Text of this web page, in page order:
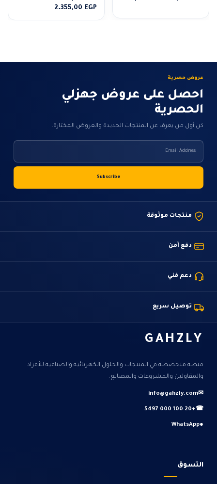
من
2.355,00 EGP
عروض حصرية
احصل على عروض جهزلي
الحصرية
كن أول من يعرف عن المنتجات الجديدة والعروض المختارة.
منتجات موثوقة
دفع آمن
دعم فني
توصيل سريع
GAHZLY
منصة متخصصة في المنتجات والحلول الكهربائية والصناعية للأفراد
والمقاولين والمشروعات والمصانع.
✉
info@gahzly.com
☎
+20 100 000 5497
●
WhatsApp
التسوق